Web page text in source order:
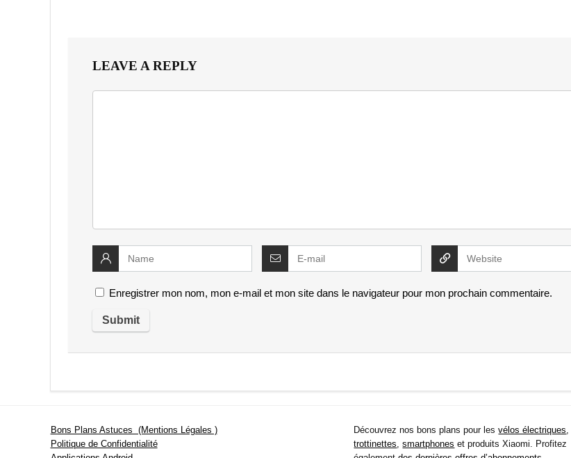
LEAVE A REPLY
Enregistrer mon nom, mon e-mail et mon site dans le navigateur pour mon prochain commentaire.
Bons Plans Astuces (Mentions Légales )
Politique de Confidentialité
Découvrez nos bons plans pour lesvélos électriques
trottinettes ,smartphones et produits Xiaomi. Profitez